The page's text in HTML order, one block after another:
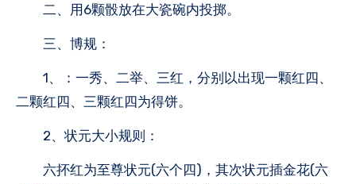
二、用6颗骰放在大瓷碗内投掷。
三、博规：
1、：一秀、二举、三红，分别以出现一颗红四、
二颗红四、三颗红四为得饼。
2、状元大小规则：
六抔红为至尊状元(六个四)，其次状元插金花(六